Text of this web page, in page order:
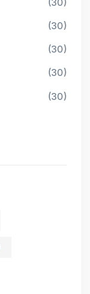
(30)
(30)
(30)
(30)
(30)